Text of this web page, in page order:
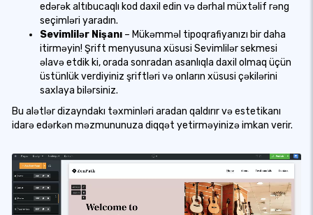
edərək altıbucaqlı kod daxil edin və dərhal müxtəlif rəng
seçimləri yaradın.
Sevimlilər Nişanı – Mükəmməl tipoqrafiyanızı bir daha
itirməyin! Şrift menyusuna xüsusi Sevimlilər sekmesi
əlavə etdik ki, orada sonradan asanlıqla daxil olmaq üçün
üstünlük verdiyiniz şriftləri və onların xüsusi çəkilərini
saxlaya bilərsiniz.
Bu alətlər dizayndakı təxminləri aradan qaldırır və estetikanı
idarə edərkən məzmununuza diqqət yetirməyinizə imkan verir.